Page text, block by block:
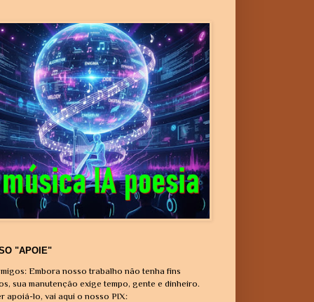
"APOIE"
Embora nosso trabalho não tenha fins
sua manutenção exige tempo, gente e dinheiro.
apoiá-lo, vai aqui o nosso PIX: